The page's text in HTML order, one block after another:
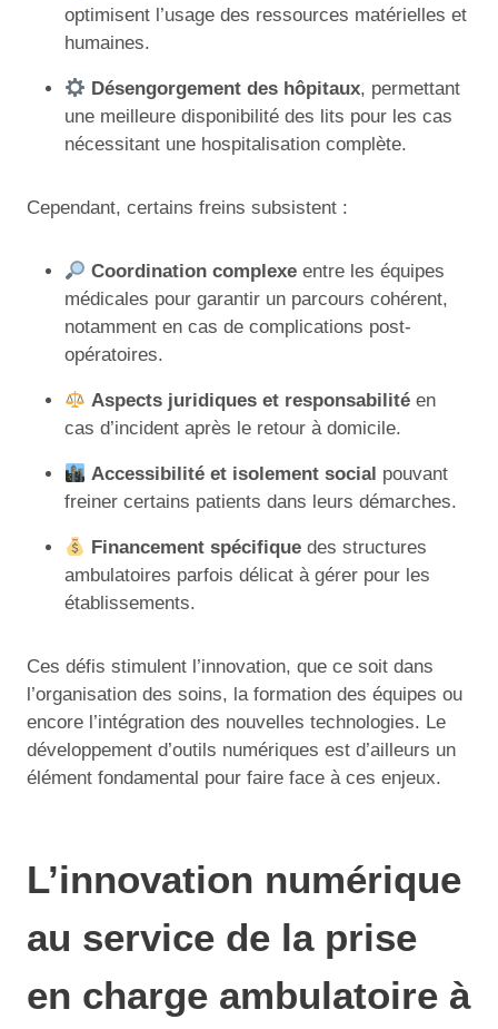
optimisent l’usage des ressources matérielles et
humaines.
Désengorgement des hôpitaux, permettant
une meilleure disponibilité des lits pour les cas
nécessitant une hospitalisation complète.
Cependant, certains freins subsistent :
Coordination complexe entre les équipes
médicales pour garantir un parcours cohérent,
notamment en cas de complications post-
opératoires.
Aspects juridiques et responsabilité en
cas d’incident après le retour à domicile.
Accessibilité et isolement social pouvant
freiner certains patients dans leurs démarches.
Financement spécifique des structures
ambulatoires parfois délicat à gérer pour les
établissements.
Ces défis stimulent l’innovation, que ce soit dans
l’organisation des soins, la formation des équipes ou
encore l’intégration des nouvelles technologies. Le
développement d’outils numériques est d’ailleurs un
élément fondamental pour faire face à ces enjeux.
L’innovation numérique
au service de la prise
en charge ambulatoire à